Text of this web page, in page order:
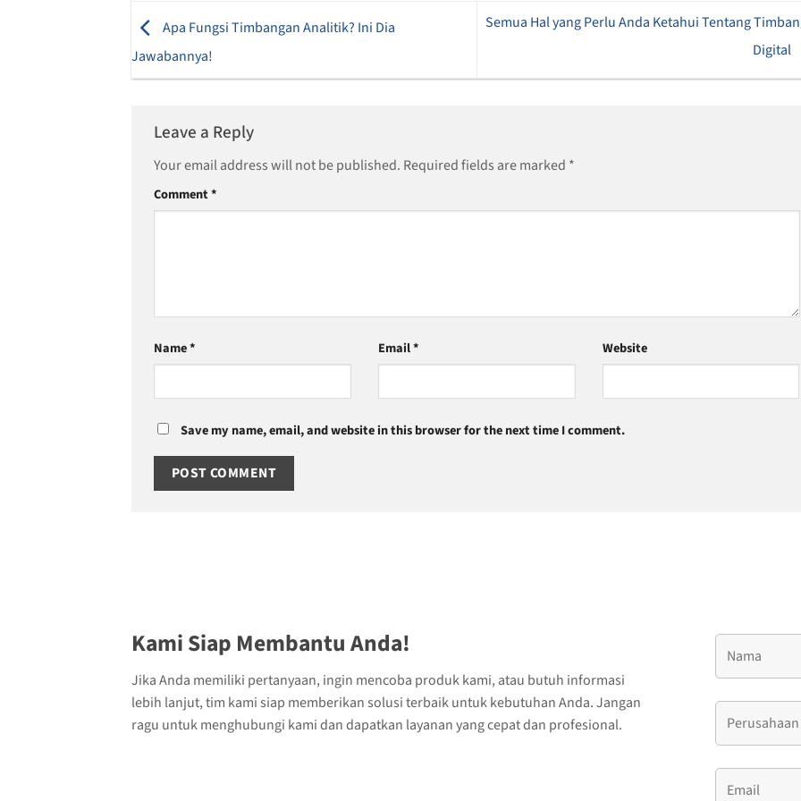
Apa Fungsi Timbangan Analitik? Ini Dia
Jawabannya!
Semua Hal yang Perlu Anda Ketahui Tentang
Digital
Leave a Reply
Your email address will not be published. Required fields are marked *
Comment*
Name* Email* Website
Save my name, email, and website in this browser for the next time I comment.
Kami Siap Membantu Anda!
Jika Anda memiliki pertanyaan, ingin mencoba produk kami, atau butuh informasi
lebih lanjut, tim kami siap memberikan solusi terbaik untuk kebutuhan Anda. Jangan
ragu untuk menghubungi kami dan dapatkan layanan yang cepat dan profesional.